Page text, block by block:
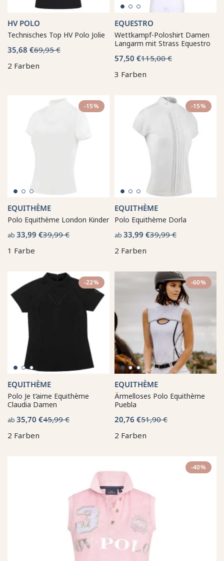
HV POLO
Technisches Top HV Polo Jolie
35,68 €69,95 €
2 Farben
EQUESTRO
Wettkampf-Poloshirt Damen
Langarm mit Strass Equestro
57,50 €115,00 €
3 Farben
-15%
EQUITHÈME
Polo Equithème London Kinder
ab 33,99 €39,99 €
1 Farbe
-15%
EQUITHÈME
Polo Equithème Dorla
ab 33,99 €39,99 €
2 Farben
-22%
EQUITHÈME
Polo Je t’aime Equithème
Claudia Damen
ab 35,70 €45,99 €
2 Farben
-60%
EQUITHÈME
Ärmelloses Polo Equithème
Puebla
20,76 €51,90 €
2 Farben
-40%